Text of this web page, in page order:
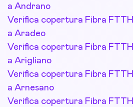
a Andrano
Verifica copertura Fibra
a Aradeo
Verifica copertura Fibra
a Arigliano
Verifica copertura Fibra
a Arnesano
Verifica copertura Fibra